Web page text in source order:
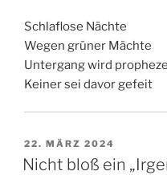
Schlaflose Nächte
Wegen grüner Mächte
Untergang wird
Keiner sei davor gefeit
VERÖFFENTLICHT
AM
22. MÄRZ 2024
Nicht bloß ein